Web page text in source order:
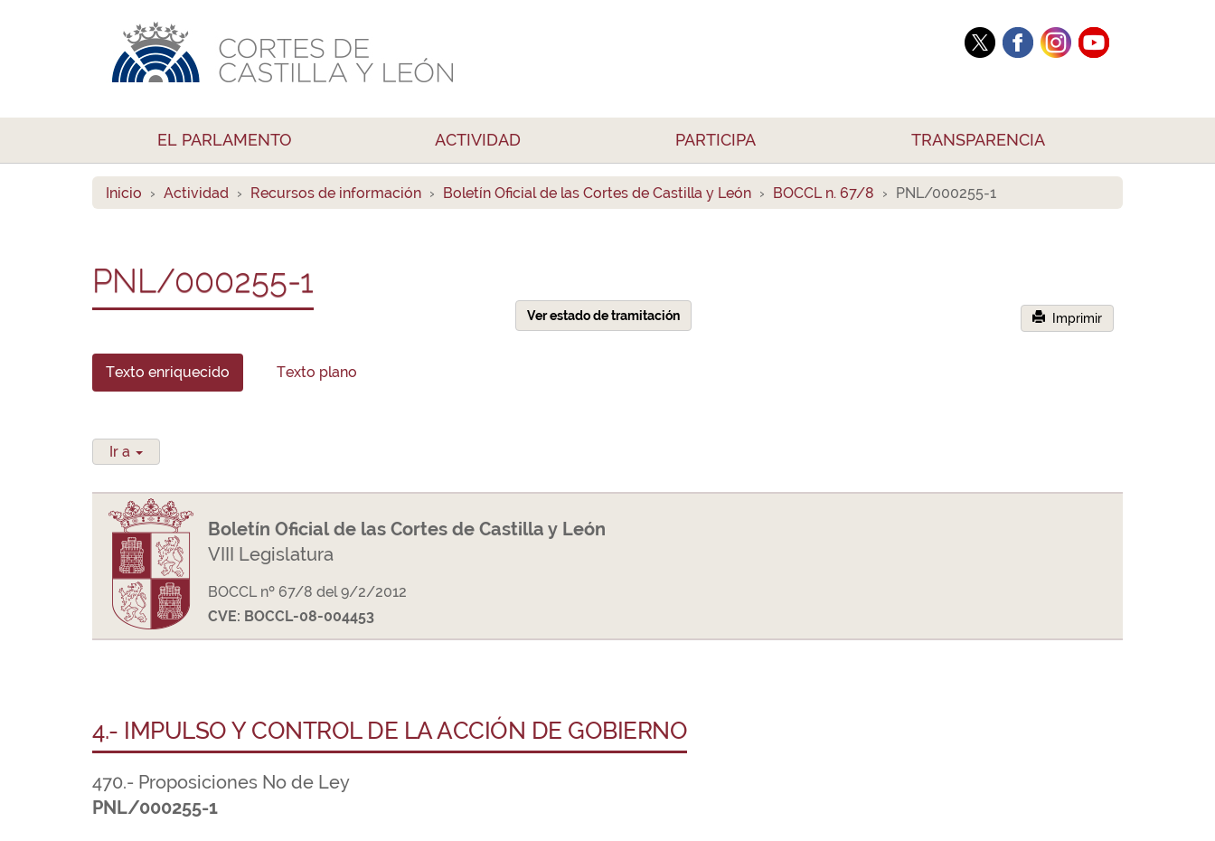
EL PARLAMENTO ACTIVIDAD PARTICIPA TRANSPARENCIA
Inicio Actividad Recursos de información Boletín Oficial de las Cortes de Castilla y León BOCCL n. 67/8 PNL/000255-1
PNL/000255-1
Ver estado de tramitación Imprimir
Texto enriquecido Texto plano
Ir a
Boletín Oficial de las Cortes de Castilla y León
VIII Legislatura
BOCCL nº 67/8 del 9/2/2012
CVE: BOCCL-08-004453
4.- IMPULSO Y CONTROL DE LA ACCIÓN DE GOBIERNO
470.- Proposiciones No de Ley
PNL/000255-1